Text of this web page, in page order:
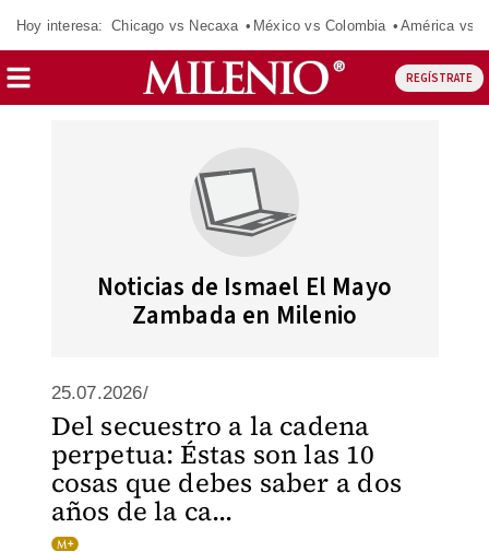
Hoy interesa: Chicago vs Necaxa México vs Colombia América vs
REGÍSTRATE
Noticias de Ismael El Mayo
Zambada en Milenio
25.07.2026/
Del secuestro a la cadena
perpetua: Éstas son las 10
cosas que debes saber a dos
años de la ca...